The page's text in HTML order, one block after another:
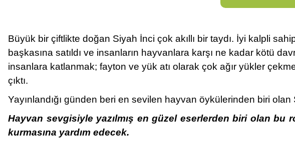
Büyük bir çiftlikte doğan Siyah İnci çok akıllı bir taydı. İyi kalpli
başkasına satıldı ve insanların hayvanlara karşı ne kadar kötü
insanlara katlanmak; fayton ve yük atı olarak çok ağır yükler
çıktı.
Yayınlandığı günden beri en sevilen hayvan öykülerinden biri olan
Hayvan sevgisiyle yazılmış en güzel eserlerden biri olan bu
kurmasına yardım edecek.